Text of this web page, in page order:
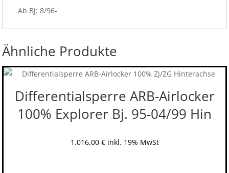
Ab Bj: 8/96-
Ähnliche Produkte
Differentialsperre ARB-Airlocker
100% Explorer Bj. 95-04/99 Hin
1.016,00 € inkl. 19% MwSt